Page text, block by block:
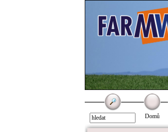
Domů